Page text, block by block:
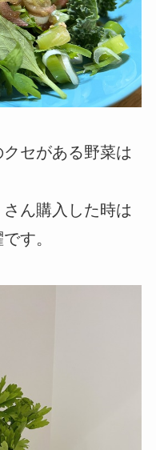
セがある野菜は
ん購入した時は
す。